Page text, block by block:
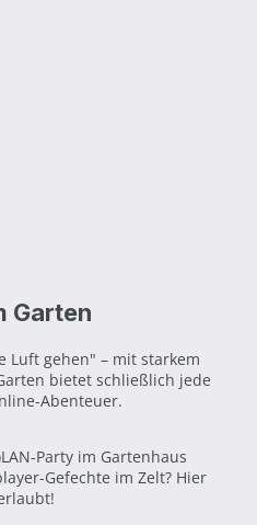
Garten
Luft gehen" – mit starkem
bietet schließlich jede
Abenteuer.
Party im Gartenhaus
Gefechte im Zelt? Hier